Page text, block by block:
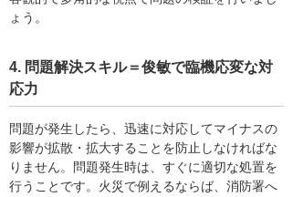
ょう。
4. 問題解決スキル＝俊敏で臨機応変な対
応力
問題が発生したら、迅速に対応してマイナスの
影響が拡散・拡大することを防止しなければな
りません。問題発生時は、すぐに適切な処置を
行うことです。火災で例えるならば、消防署へ